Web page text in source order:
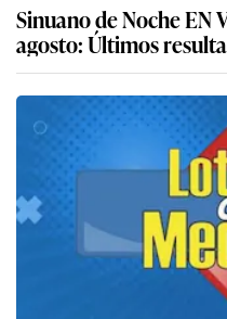
Sinuano de Noche EN
agosto: Últimos